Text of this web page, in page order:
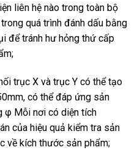
liên hệ nào trong toàn bộ
quá trình đánh dấu bằng
để tránh hư hỏng thứ cấp
trục X và trục Y có thể tạo
có thể đáp ứng sản
φ Mỗi nơi có diện tích
của hiệu quả kiểm tra sản
về kích thước sản phẩm;